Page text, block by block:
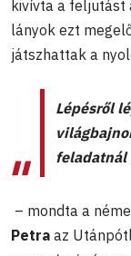
kivívta a feljutást
lányok ezt
játszhattak a
Lépésről
feladatnál
– mondta a
Petra az